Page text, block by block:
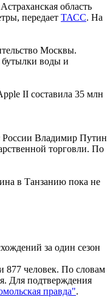
область
передает ТАСС. На
Москвы.
бутылки воды и
II составила 35 млн
России Владимир Путин
торговли. По
в Танзанию пока не
за один сезон
877 человек. По словам
Для подтверждения
правда".